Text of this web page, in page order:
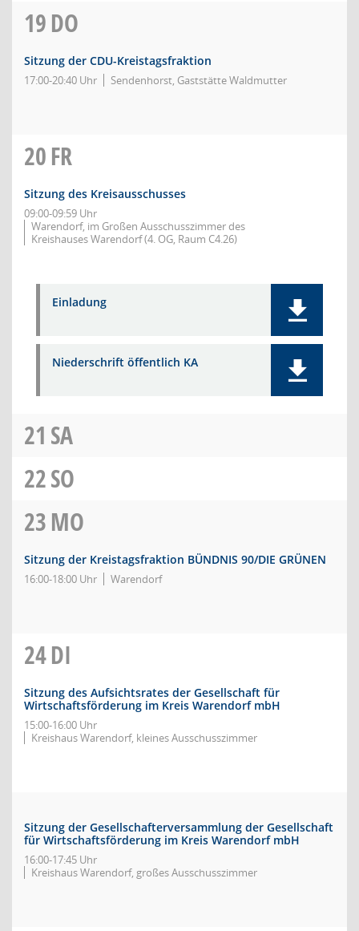
19DO
Sitzung der CDU-Kreistagsfraktion
17:00-20:40 Uhr Sendenhorst, Gaststätte Waldmutter
20FR
Sitzung des Kreisausschusses
09:00-09:59 Uhr
Warendorf, im Großen Ausschusszimmer des
Kreishauses Warendorf (4. OG, Raum C4.26)
Einladung
Niederschrift öffentlich KA
21 SA
22SO
23MO
Sitzung der Kreistagsfraktion BÜNDNIS 90/DIE GRÜNEN
16:00-18:00 Uhr Warendorf
24DI
Sitzung des Aufsichtsrates der Gesellschaft für
Wirtschaftsförderung im Kreis Warendorf mbH
15:00-16:00 Uhr
Kreishaus Warendorf, kleines Ausschusszimmer
Sitzung der Gesellschafterversammlung der Gesellschaft
für Wirtschaftsförderung im Kreis Warendorf mbH
16:00-17:45 Uhr
Kreishaus Warendorf, großes Ausschusszimmer